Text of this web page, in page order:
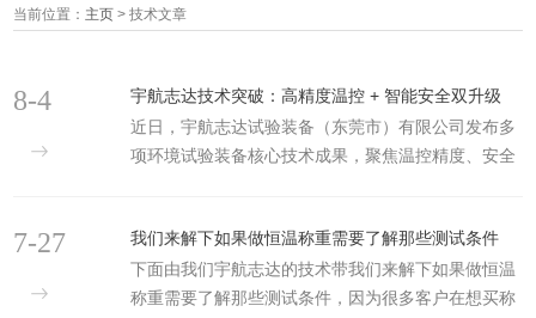
当前位置： 主页 > 技术文章
宇航志达技术突破：高精度温控 + 智能安全双升级
近日，宇航志达试验装备（东莞市）有限公司发布多
项环境试验装备核心技术成果，聚焦温控精度、安全
力产品性能，以硬核技术助力新能源、电子、航空航
天等行业提升产品可靠性测试水平。在核心温控技术
上，宇航志达研发团队突破传统风道与控温算法局
8-4
我们来解下如果做恒温称重需要了解那些测试条件
下面由我们宇航志达的技术带我们来解下如果做恒温
称重需要了解那些测试条件，因为很多客户在想买称
7-27